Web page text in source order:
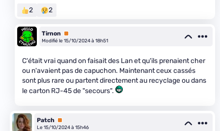
2 2
Tirnon
Premium
Modifié le 15/10/2024 à 18h51
C'était vrai quand on faisait des Lan et qu'ils prenaient cher
ou n'avaient pas de capuchon. Maintenant ceux cassés
sont plus rare ou partent directement au recyclage ou dans
le carton RJ-45 de "secours".
Patch Premium
Le 15/10/2024 à 15h46